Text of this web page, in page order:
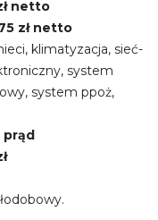
netto
zł netto
klimatyzacja, sieć-
system
system ppoż,
prąd